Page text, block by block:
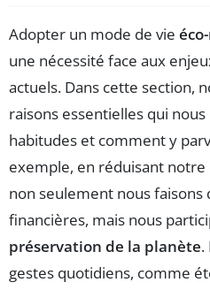
Adopter un mode de vie
une nécessité face aux
actuels. Dans cette section,
raisons essentielles qui
habitudes et comment y
exemple, en réduisant notre
non seulement nous faisons
financières, mais nous
préservation de la planète.
gestes quotidiens, comme